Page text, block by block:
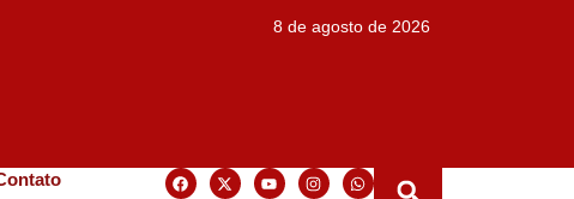
8 de agosto de 2026